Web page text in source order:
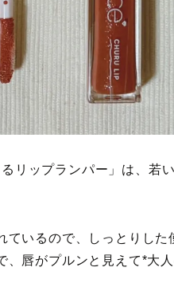
リップランパー」は、若
ているので、しっとりした
、唇がプルンと見えて*大